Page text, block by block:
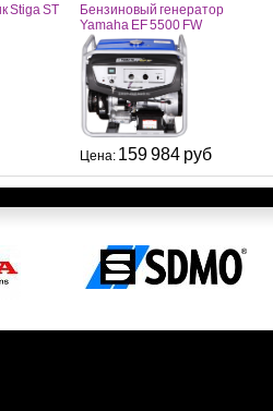
Stiga ST
Бензиновый генератор
Yamaha EF 5500 FW
Цена: 159 984 руб